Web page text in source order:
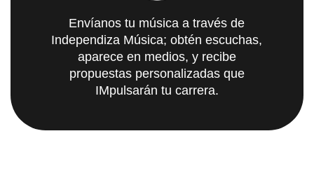
Envíanos tu música a través de
Independiza Música; obtén escuchas,
aparece en medios, y recibe
propuestas personalizadas que
IMpulsarán tu carrera.